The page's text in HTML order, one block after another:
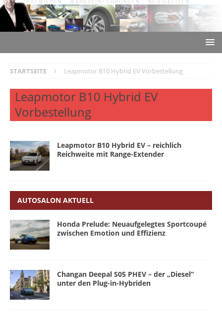
STARTSEITE Leapmotor B10 Hybrid EV Vorbestellung
Leapmotor B10 Hybrid EV
Vorbestellung
Leapmotor B10 Hybrid EV – reichlich
Reichweite mit Range-Extender
AUTOSALON AKTUELL
Honda Prelude: Neuaufgelegtes Sportcoupé
zwischen Emotion und Effizienz
Changan Deepal S05 PHEV – der „Diesel“
unter den Plug-in-Hybriden